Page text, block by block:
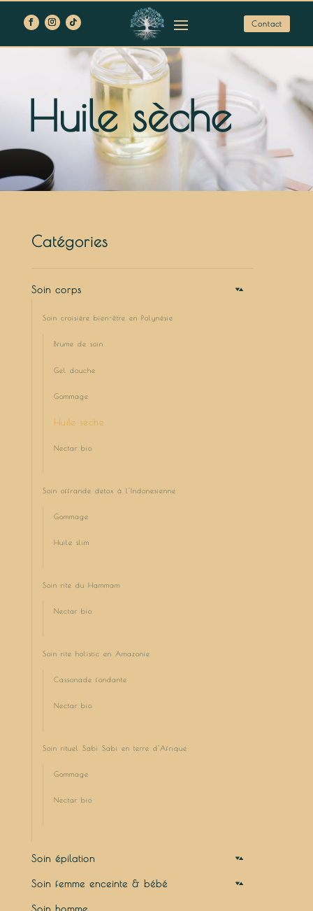
Contact
Huile sèche
Catégories
Soin corps
Soin croisière bien-être en Polynésie
Brume de soin
Gel douche
Gommage
Huile sèche
Nectar bio
Soin offrande detox à l'Indonesienne
Gommage
Huile slim
Soin rite du Hammam
Nectar bio
Soin rite holistic en Amazonie
Cassonade fondante
Nectar bio
Soin rituel Sabi Sabi en terre d'Afrique
Gommage
Nectar bio
Soin épilation
Soins gommants pré-épilatoires
Soins hydratants anti-repousse post-épilatoires
Soin femme enceinte & bébé